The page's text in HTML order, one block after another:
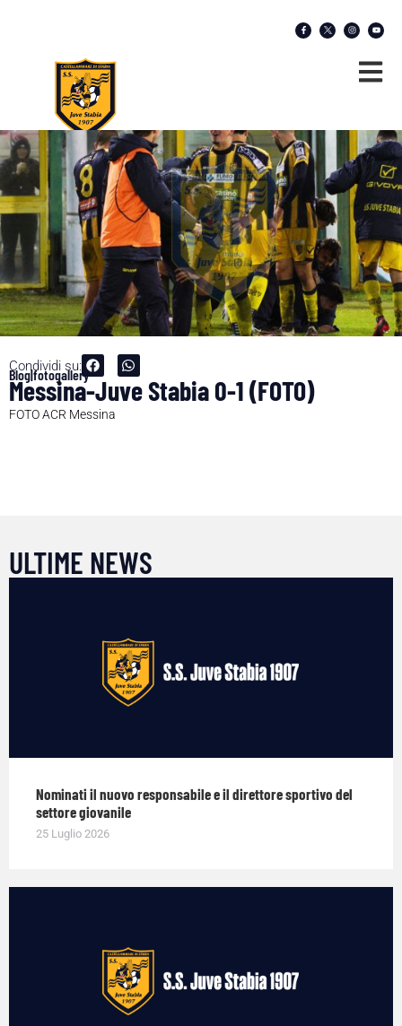
Condividi su:
Blog|fotogallery
Messina-Juve Stabia 0-1 (FOTO)
FOTO ACR Messina
ULTIME NEWS
Nominati il nuovo responsabile e il direttore sportivo del
settore giovanile
25 Luglio 2026